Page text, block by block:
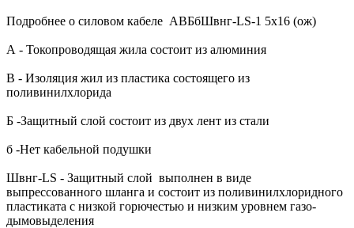
Подробнее о силовом кабеле АВБбШвнг-LS-1 5х16 (ож)
А - Токопроводящая жила состоит из алюминия
В - Изоляция жил из пластика состоящего из
поливинилхлорида
Б -Защитный слой состоит из двух лент из стали
б -Нет кабельной подушки
Швнг-LS - Защитный слой выполнен в виде
выпрессованного шланга и состоит из поливинилхлоридного
пластиката с низкой горючестью и низким уровнем газо-
дымовыделения